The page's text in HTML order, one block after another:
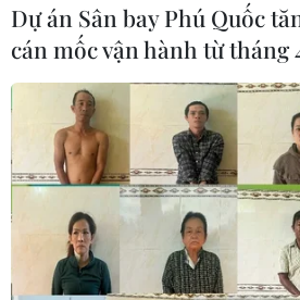
Dự án Sân bay Phú Quốc
cán mốc vận hành từ tháng